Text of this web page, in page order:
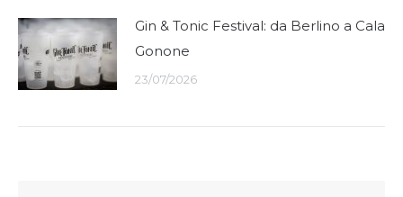
Gin & Tonic Festival: da Berlino a Cala
Gonone
23/07/2026